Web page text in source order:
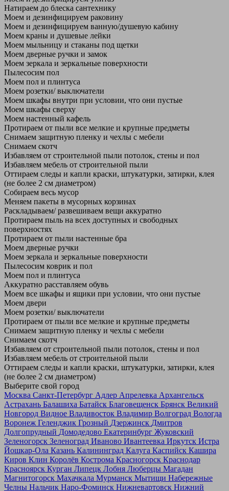
Натираем до блеска сантехнику
Моем и дезинфицируем раковину
Моем и дезинфицируем ванную/душевую кабину
Моем краны и душевые лейки
Моем мыльницу и стаканы под щетки
Моем дверные ручки и замок
Моем зеркала и зеркальные поверхности
Пылесосим пол
Моем пол и плинтуса
Моем розетки/ выключатели
Моем шкафы внутри при условии, что они пустые
Моем шкафы сверху
Моем настенный кафель
Протираем от пыли все мелкие и крупные предметы
Снимаем защитную пленку и чехлы с мебели
Снимаем скотч
Избавляем от строительной пыли потолок, стены и пол
Избавляем мебель от строительной пыли
Оттираем следы и капли краски, штукатурки, затирки, клея
(не более 2 см диаметром)
Собираем весь мусор
Меняем пакеты в мусорных корзинах
Раскладываем/ развешиваем вещи аккуратно
Протираем пыль на всех доступных и свободных
поверхностях
Протираем от пыли настенные бра
Моем дверные ручки
Моем зеркала и зеркальные поверхности
Пылесосим коврик и пол
Моем пол и плинтуса
Аккуратно расставляем обувь
Моем все шкафы и ящики при условии, что они пустые
Моем двери
Моем розетки/ выключатели
Протираем от пыли все мелкие и крупные предметы
Снимаем защитную пленку и чехлы с мебели
Снимаем скотч
Избавляем от строительной пыли потолок, стены и пол
Избавляем мебель от строительной пыли
Оттираем следы и капли краски, штукатурки, затирки, клея
(не более 2 см диаметром)
Выберите свой город
Москва Санкт-Петербург Адлер Апрелевка Архангельск
Астрахань Балашиха Батайск Благовещенск Брянск Великий
Новгород Видное Владивосток Владимир Волгоград Вологда
Воронеж Геленджик Грозный Дзержинск Дмитров
Долгопрудный Домодедово Екатеринбург Жуковский
Зеленогорск Зеленоград Иваново Ивантеевка Иркутск Истра
Йошкар-Ола Казань Калининград Калуга Каспийск Кашира
Киров Клин Королёв Кострома Красногорск Краснодар
Красноярск Курган Липецк Лобня Люберцы Магадан
Магнитогорск Махачкала Мурманск Мытищи Набережные
Челны Нальчик Наро-Фоминск Нижневартовск Нижний